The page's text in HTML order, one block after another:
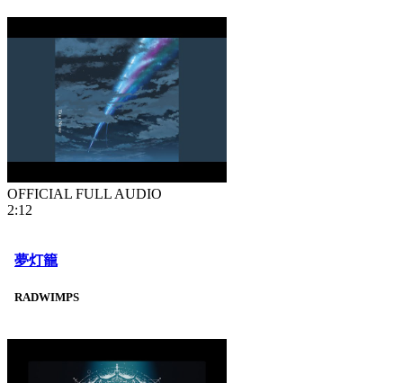
OFFICIAL FULL AUDIO
2:12
夢灯籠
RADWIMPS